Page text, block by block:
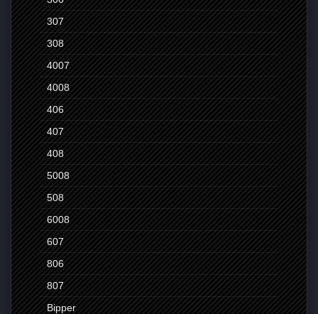
307
308
4007
4008
406
407
408
5008
508
6008
607
806
807
Bipper